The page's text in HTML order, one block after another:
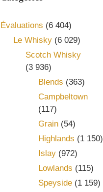
Évaluations (6 404)
Le Whisky(6 029)
Scotch Whisky
(3 936)
Blends (363)
Campbeltown
(117)
Grain(54)
Highlands (1 150)
Islay(972)
Lowlands (115)
Speyside(1 159)